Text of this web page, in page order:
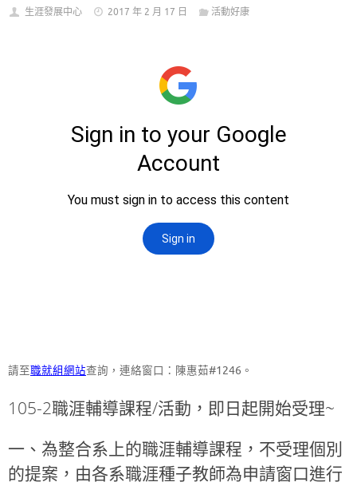
生涯發展中心 2017 年 2 月 17 日 活動好康
請至職就組網站查詢，連絡窗口：陳惠茹#1246。
105-2職涯輔導課程/活動，即日起開始受理~
一、為整合系上的職涯輔導課程，不受理個別
的提案，由各系職涯種子教師為申請窗口進行